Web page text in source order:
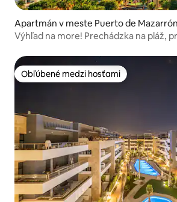
Apartmán v meste Puerto de Mazarrón
Výhľad na more! Prechádzka na pláž,
Obľúbené medzi hosťami
Obľúbené medzi hosťami